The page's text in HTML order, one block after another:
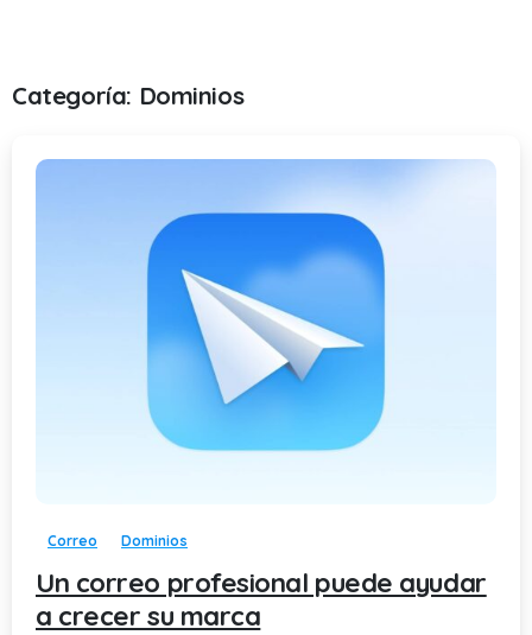
Categoría: Dominios
Correo Dominios
Un correo profesional puede ayudar
a crecer su marca